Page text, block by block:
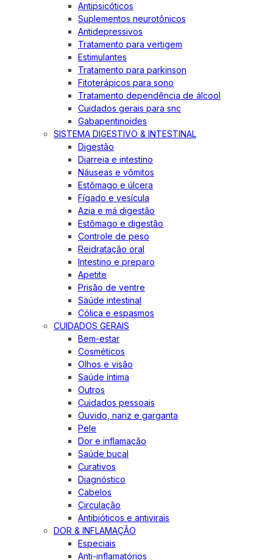
Antipsicóticos
Suplementos neurotônicos
Antidepressivos
Tratamento para vertigem
Estimulantes
Tratamento para parkinson
Fitoterápicos para sono
Tratamento dependência de álcool
Cuidados gerais para snc
Gabapentinoides
SISTEMA DIGESTIVO & INTESTINAL
Digestão
Diarreia e intestino
Náuseas e vômitos
Estômago e úlcera
Fígado e vesícula
Azia e má digestão
Estômago e digestão
Controle de peso
Reidratação oral
Intestino e preparo
Apetite
Prisão de ventre
Saúde intestinal
Cólica e espasmos
CUIDADOS GERAIS
Bem-estar
Cosméticos
Olhos e visão
Saúde íntima
Outros
Cuidados pessoais
Ouvido, nariz e garganta
Pele
Dor e inflamação
Saúde bucal
Curativos
Diagnóstico
Cabelos
Circulação
Antibióticos e antivirais
DOR & INFLAMAÇÃO
Especiais
Anti-inflamatórios